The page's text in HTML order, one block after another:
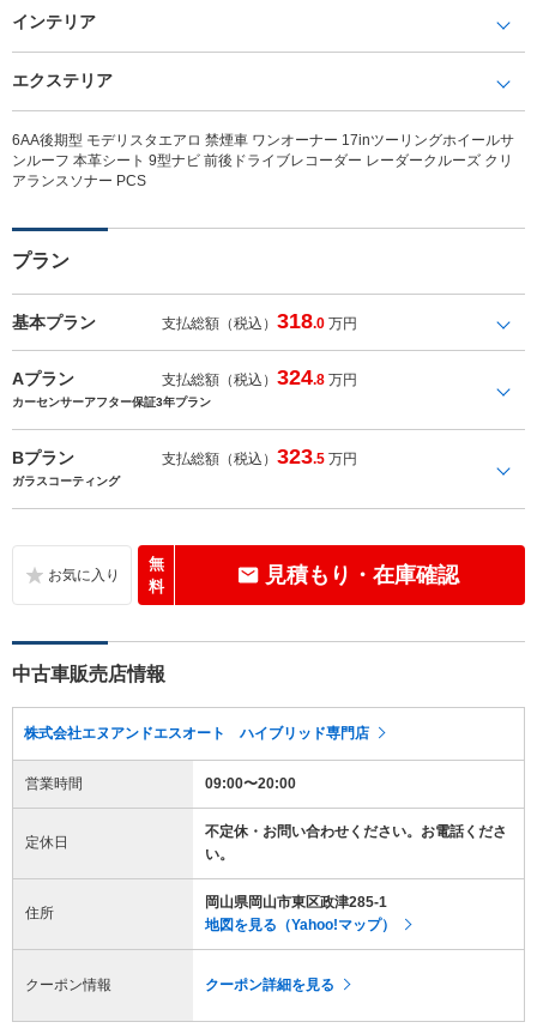
インテリア
エクステリア
6AA後期型 モデリスタエアロ 禁煙車 ワンオーナー 17inツーリングホイールサ
ンルーフ 本革シート 9型ナビ 前後ドライブレコーダー レーダークルーズ クリ
アランスソナー PCS
プラン
基本プラン 支払総額（税込）318.0 万円
Aプラン 支払総額（税込）324.8 万円
カーセンサーアフター保証3年プラン
Bプラン 支払総額（税込）323.5 万円
ガラスコーティング
無
料
見積もり・在庫確認
中古車販売店情報
株式会社エヌアンドエスオート ハイブリッド専門店
営業時間 09:00〜20:00
定休日
不定休・お問い合わせください。お電話くださ
い。
住所
岡山県岡山市東区政津285-1
地図を見る（Yahoo!マップ）
クーポン情報 クーポン詳細を見る